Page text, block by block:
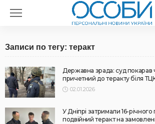
Записи по тегу: теракт
Державна зрада: суд покарав
причетний до теракту біля
02.01.2026
У Дніпрі затримали 16-річного
подвійний теракт на